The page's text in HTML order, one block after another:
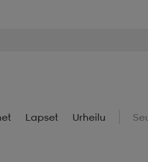
Lapset Urheilu